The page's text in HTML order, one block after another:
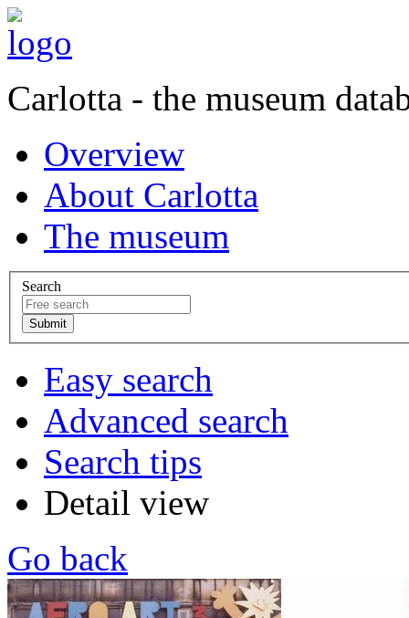
Carlotta - the museum
Overview
About Carlotta
The museum
Search
Easy search
Advanced search
Search tips
Detail view
Go back